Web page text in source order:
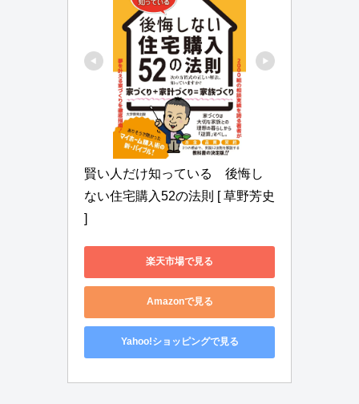
賢い人だけ知っている　後悔し
ない住宅購入52の法則 [ 草野芳史
]
楽天市場で見る
Amazonで見る
Yahoo!ショッピングで見る